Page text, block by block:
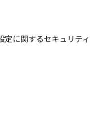
び販売店がかかる損害
れていた場合でも同
、キヤノンの関連会社、
定に関するセキュリテ